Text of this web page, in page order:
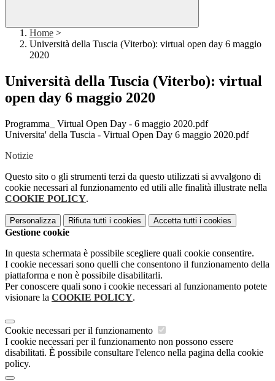
Home >
Università della Tuscia (Viterbo): virtual open day 6 maggio
2020
Università della Tuscia (Viterbo): virtual
open day 6 maggio 2020
Programma_ Virtual Open Day - 6 maggio 2020.pdf
Universita' della Tuscia - Virtual Open Day 6 maggio 2020.pdf
Notizie
Questo sito o gli strumenti terzi da questo utilizzati si avvalgono di
cookie necessari al funzionamento ed utili alle finalità illustrate nella
COOKIE POLICY.
Personalizza Rifiuta tutti i cookies Accetta tutti i cookies
Gestione cookie
In questa schermata è possibile scegliere quali cookie consentire.
I cookie necessari sono quelli che consentono il funzionamento della
piattaforma e non è possibile disabilitarli.
Per conoscere quali sono i cookie necessari al funzionamento potete
visionare la COOKIE POLICY.
Cookie necessari per il funzionamento
I cookie necessari per il funzionamento non possono essere
disabilitati. È possibile consultare l'elenco nella pagina della cookie
policy.